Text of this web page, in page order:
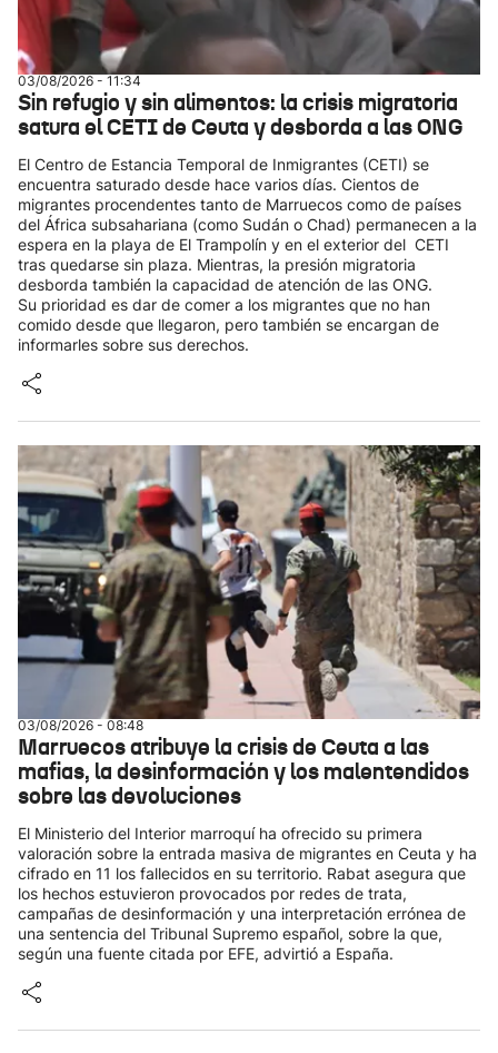
03/08/2026 - 11:34
Sin refugio y sin alimentos: la crisis migratoria
satura el CETI de Ceuta y desborda a las ONG
El Centro de Estancia Temporal de Inmigrantes (CETI) se
encuentra saturado desde hace varios días. Cientos de
migrantes procendentes tanto de Marruecos como de países
del África subsahariana (como Sudán o Chad) permanecen a la
espera en la playa de El Trampolín y en el exterior del CETI
tras quedarse sin plaza. Mientras, la presión migratoria
desborda también la capacidad de atención de las ONG.
Su prioridad es dar de comer a los migrantes que no han
comido desde que llegaron, pero también se encargan de
informarles sobre sus derechos.
03/08/2026 - 08:48
Marruecos atribuye la crisis de Ceuta a las
mafias, la desinformación y los malentendidos
sobre las devoluciones
El Ministerio del Interior marroquí ha ofrecido su primera
valoración sobre la entrada masiva de migrantes en Ceuta y ha
cifrado en 11 los fallecidos en su territorio. Rabat asegura que
los hechos estuvieron provocados por redes de trata,
campañas de desinformación y una interpretación errónea de
una sentencia del Tribunal Supremo español, sobre la que,
según una fuente citada por EFE, advirtió a España.